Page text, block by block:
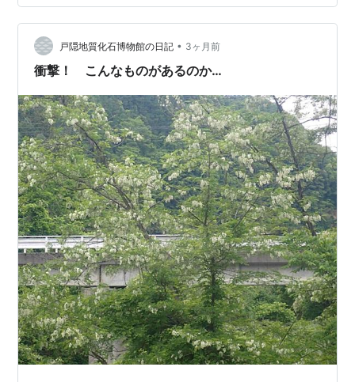
見があります。（ 5/5 ） 「 桐 」 大きな木でしたが、建
物の横にあったので目線の高さに近い距離で眺められま
した。 桐は時季になるとよく見るようになるけど、見上
げるばかり高さばかり。 こうして近くで見られることは
戸隠地質化石博物館の日記 • 3ヶ月前
衝撃！ こんなものがあるのか…